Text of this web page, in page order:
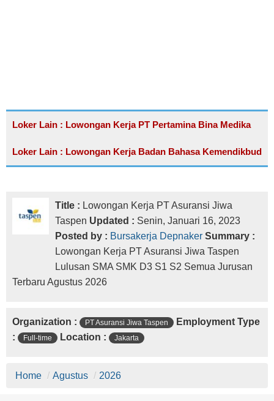
Loker Lain : Lowongan Kerja PT Pertamina Bina Medika
Loker Lain : Lowongan Kerja Badan Bahasa Kemendikbud
Title : Lowongan Kerja PT Asuransi Jiwa
Taspen Updated : Senin, Januari 16, 2023
Posted by : Bursakerja Depnaker Summary :
Lowongan Kerja PT Asuransi Jiwa Taspen
Lulusan SMA SMK D3 S1 S2 Semua Jurusan
Terbaru Agustus 2026
Organization : PT Asuransi Jiwa Taspen
Employment Type
:
Full-time Location : Jakarta
Home / Agustus / 2026